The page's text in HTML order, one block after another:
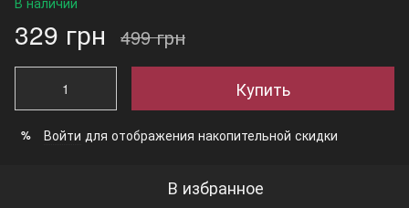
329 грн 499 грн
Купить
% Войти для отображения накопительной скидки
В избранное